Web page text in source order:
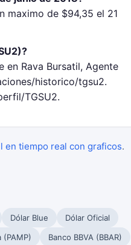
maximo de $94,35 el 21
Rava Bursatil, Agente
historico/tgsu2.
TGSU2.
en tiempo real con graficos.
Dólar Blue
Dólar Oficial
(PAMP) Banco BBVA (BBAR)